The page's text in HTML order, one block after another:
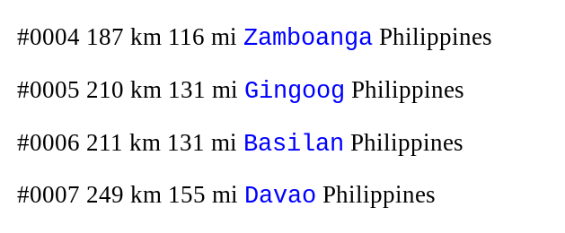
#0004 187 km 116 mi ZamboangaPhilippines
#0005 210 km 131 mi Gingoog Philippines
#0006 211 km 131 mi Basilan Philippines
#0007 249 km 155 mi Davao Philippines